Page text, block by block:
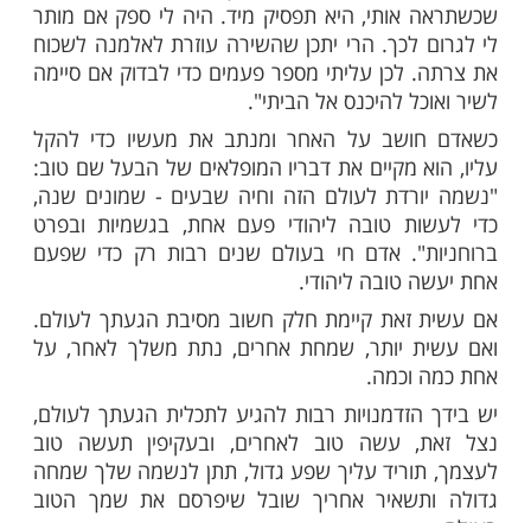
שלנו בתהיליםבלחיצה כאן >>>​
ראה אחד השכנים את רבי איסר זלמן מלצר
עולה לביתו, יורד, חוזר, עולה ויורד, כך נשנה
פעמים.
ושאלו לפשר מעשיו, אולי זקוק הוא לעזרה.
"בדירתי עובדת אישה אלמנה. כשהתקרבתי
שהיא שרה תוך כדי עבודה. ברור לי
אותי, היא תפסיק מיד. היה לי ספק אם מותר
לכך. הרי יתכן שהשירה עוזרת לאלמנה לשכוח
לכן עליתי מספר פעמים כדי לבדוק אם סיימה
להיכנס אל הביתי".
על האחר ומנתב את מעשיו כדי להקל
מקיים את דבריו המופלאים של הבעל שם טוב:
לעולם הזה וחיה שבעים - שמונים שנה,